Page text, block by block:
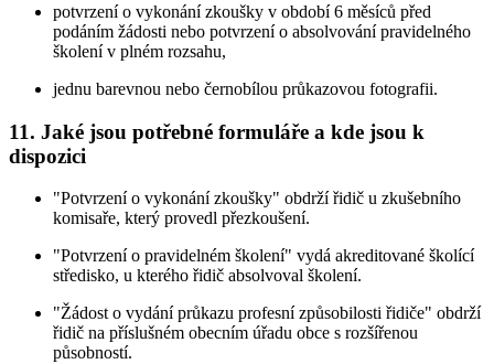
potvrzení o vykonání zkoušky v období 6 měsíců před
podáním žádosti nebo potvrzení o absolvování pravidelného
školení v plném rozsahu,
jednu barevnou nebo černobílou průkazovou fotografii.
11. Jaké jsou potřebné formuláře a kde jsou k
dispozici
"Potvrzení o vykonání zkoušky" obdrží řidič u zkušebního
komisaře, který provedl přezkoušení.
"Potvrzení o pravidelném školení" vydá akreditované školící
středisko, u kterého řidič absolvoval školení.
"Žádost o vydání průkazu profesní způsobilosti řidiče" obdrží
řidič na příslušném obecním úřadu obce s rozšířenou
působností.